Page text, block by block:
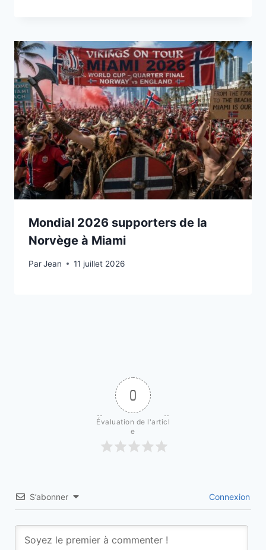
Mondial 2026 supporters de la
Norvège à Miami
ParJean
11 juillet 202611 juillet 2026
0
Évaluation de l'articl
e
S’abonner Connexion